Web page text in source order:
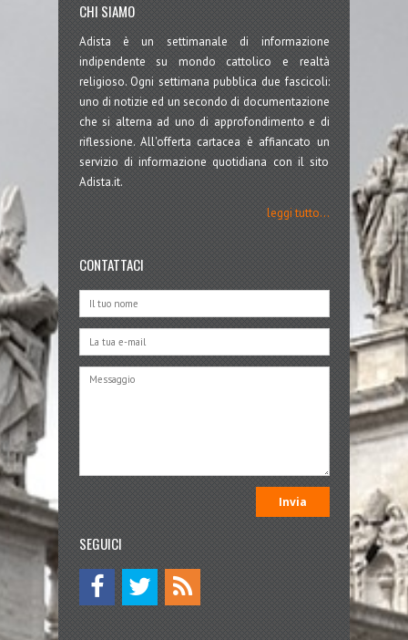
CHI SIAMO
Adista è un settimanale di informazione
indipendente su mondo cattolico e realtà
religioso. Ogni settimana pubblica due fascicoli:
uno di notizie ed un secondo di documentazione
che si alterna ad uno di approfondimento e di
riflessione. All'offerta cartacea è affiancato un
servizio di informazione quotidiana con il sito
Adista.it.
leggi tutto...
CONTATTACI
SEGUICI